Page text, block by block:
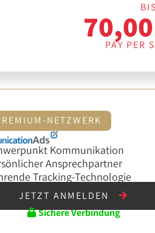
PAY PER
NETZWERK
Kommunikation
Ansprechpartner
Tracking-Technologie
JETZT ANMELDEN
Sichere Verbindung